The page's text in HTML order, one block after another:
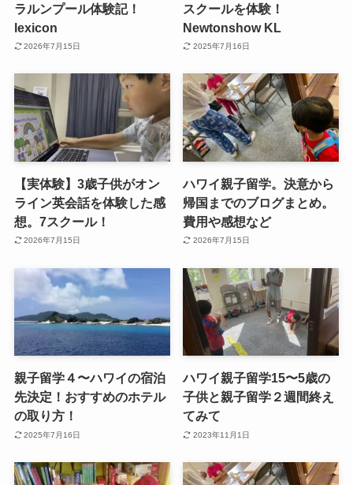
ラルンプール体験記！
lexicon
2026年7月15日
スクールを体験！
Newtonshow KL
2025年7月16日
【実体験】3歳子供がオン
ライン英会話を体験した感
想。7スクール！
2026年7月15日
ハワイ親子留学。決意から
帰国までのブログまとめ。
費用や感想など
2026年7月15日
親子留学４〜ハワイの宿泊
先決定！おすすめのホテル
の取り方！
2025年7月16日
ハワイ親子留学15〜5歳の
子供と親子留学２週間終え
てみて
2023年11月1日